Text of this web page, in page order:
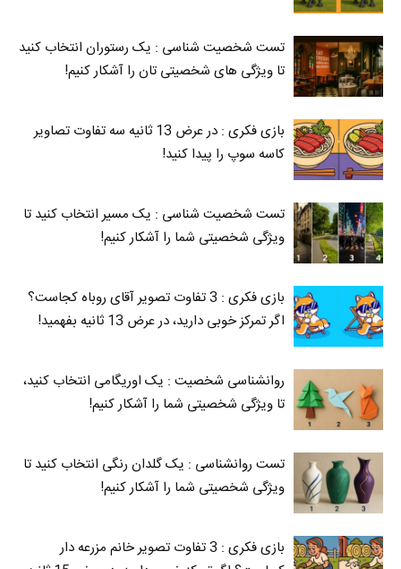
تست شخصیت شناسی : یک رستوران انتخاب کنید
تا ویژگی های شخصیتی تان را آشکار کنیم!
بازی فکری : در عرض 13 ثانیه سه تفاوت تصاویر
کاسه‌ سوپ را پیدا کنید!
تست شخصیت شناسی : یک مسیر انتخاب کنید تا
ویژگی شخصیتی شما را آشکار کنیم!
بازی فکری : 3 تفاوت تصویر آقای روباه کجاست؟
اگر تمرکز خوبی دارید، در عرض 13 ثانیه بفهمید!
روانشناسی شخصیت : یک اوریگامی انتخاب کنید،
تا ویژگی شخصیتی شما را آشکار کنیم!
تست روانشناسی : یک گلدان رنگی انتخاب کنید تا
ویژگی شخصیتی شما را آشکار کنیم!
بازی فکری : 3 تفاوت تصویر خانم مزرعه دار